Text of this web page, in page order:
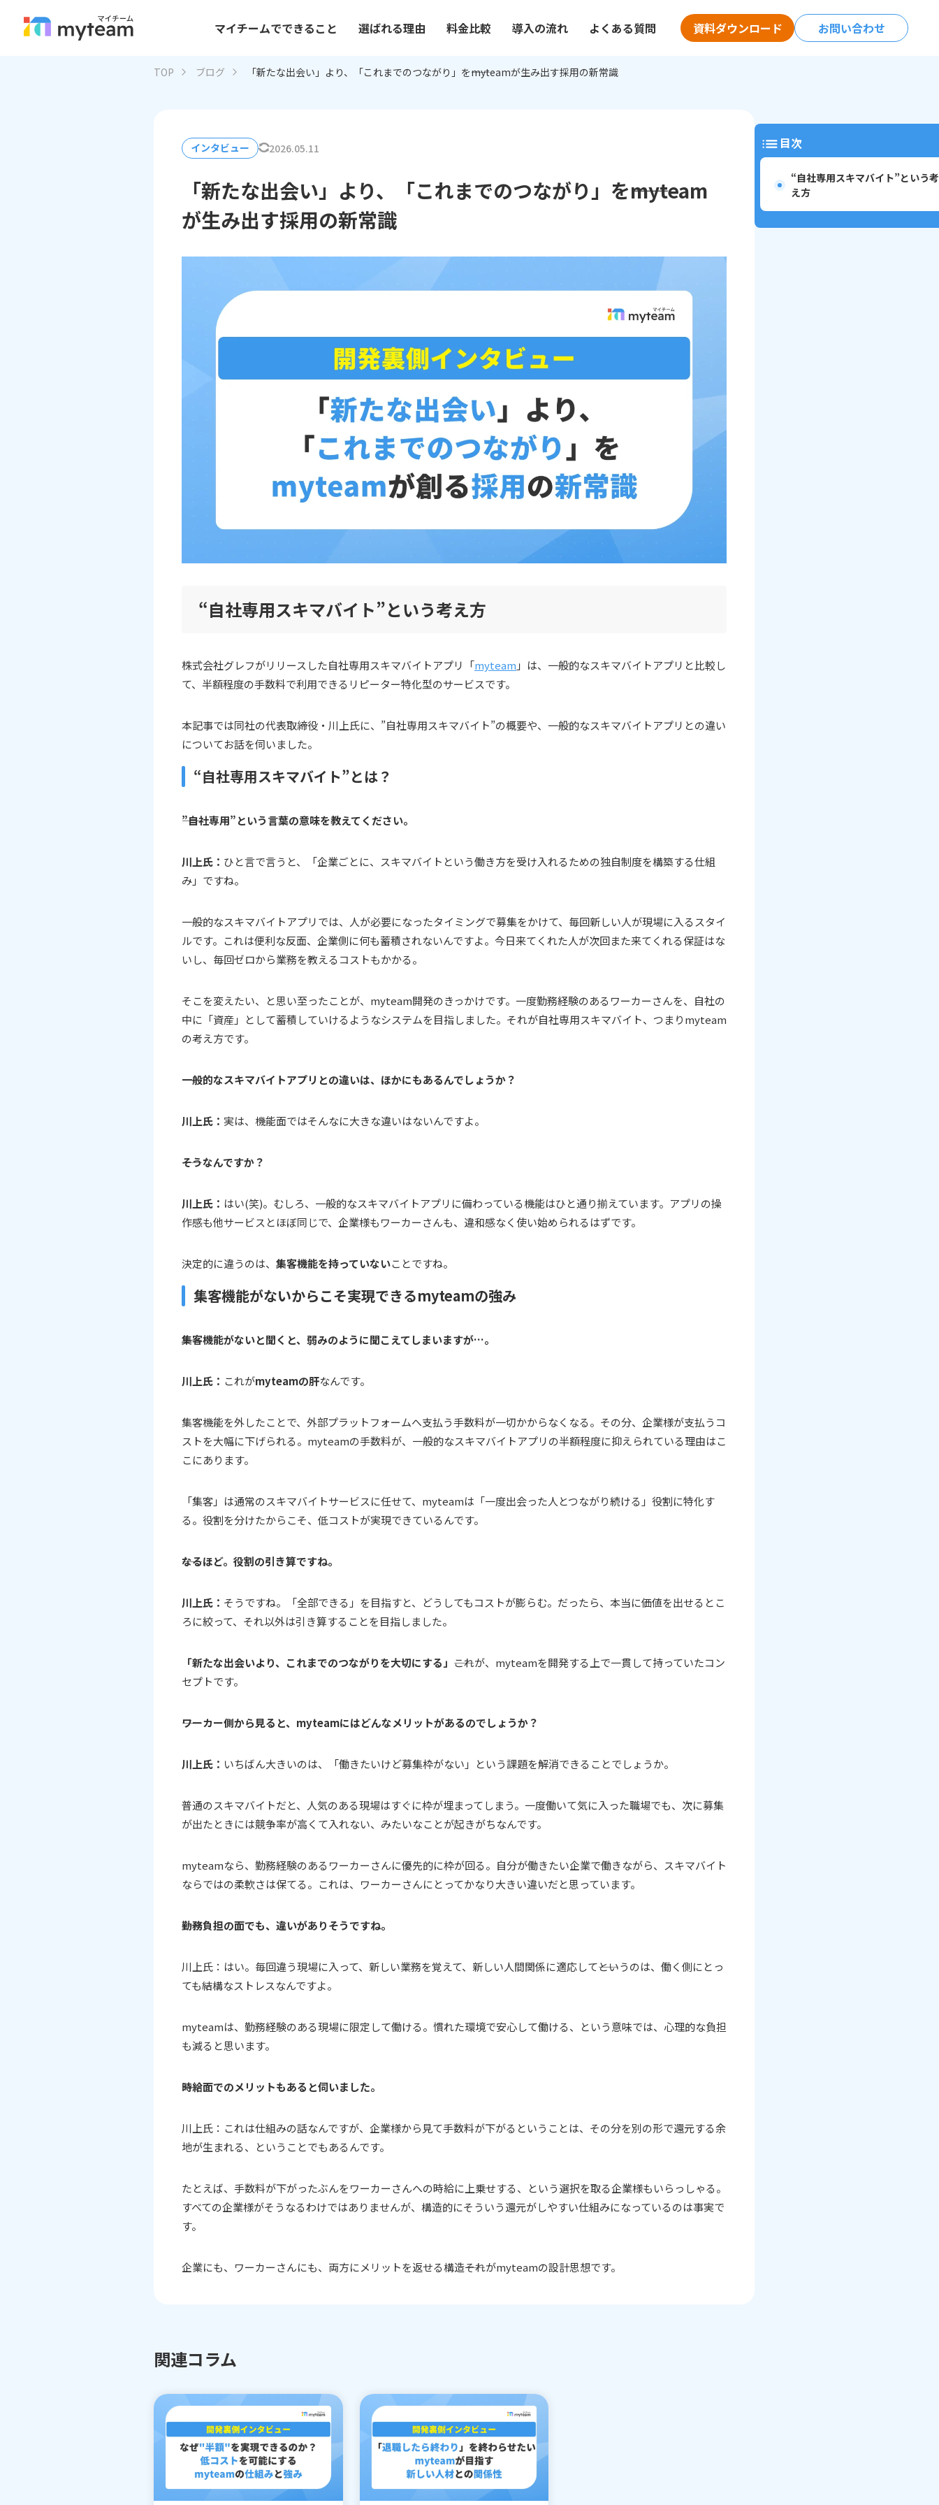
マイチームでできること 選ばれる理由 料金比較 導入の流れ よくある質問 資料ダウンロード お問い合わせ
TOP ブログ 「新たな出会い」より、「これまでのつながり」を――myteamが生み出す採用の新常識
インタビュー 2026.05.11
「新たな出会い」より、「これまでのつながり」を――myteam
が生み出す採用の新常識
“自社専用スキマバイト”という考え方
株式会社グレフがリリースした自社専用スキマバイトアプリ「myteam 」は、一般的なスキマバイトアプリと比較し
て、半額程度の手数料で利用できるリピーター特化型のサービスです。
本記事では同社の代表取締役・川上氏に、”自社専用スキマバイト”の概要や、一般的なスキマバイトアプリとの違い
についてお話を伺いました。
“自社専用スキマバイト”とは？
――”自社専用”という言葉の意味を教えてください。
川上氏： ひと言で言うと、「企業ごとに、スキマバイトという働き方を受け入れるための独自制度を構築する仕組
み」ですね。
一般的なスキマバイトアプリでは、人が必要になったタイミングで募集をかけて、毎回新しい人が現場に入るスタイ
ルです。これは便利な反面、企業側に何も蓄積されないんですよ。今日来てくれた人が次回また来てくれる保証はな
いし、毎回ゼロから業務を教えるコストもかかる。
そこを変えたい、と思い至ったことが、myteam開発のきっかけです。一度勤務経験のあるワーカーさんを、自社の
中に「資産」として蓄積していけるようなシステムを目指しました。それが自社専用スキマバイト、つまりmyteam
の考え方です。
――一般的なスキマバイトアプリとの違いは、ほかにもあるんでしょうか？
川上氏： 実は、機能面ではそんなに大きな違いはないんですよ。
――そうなんですか？
川上氏： はい(笑)。むしろ、一般的なスキマバイトアプリに備わっている機能はひと通り揃えています。アプリの操
作感も他サービスとほぼ同じで、企業様もワーカーさんも、違和感なく使い始められるはずです。
決定的に違うのは、 集客機能を持っていないことですね。
集客機能がないからこそ実現できるmyteamの強み
――集客機能がないと聞くと、弱みのように聞こえてしまいますが…。
川上氏： これがmyteamの肝なんです。
集客機能を外したことで、外部プラットフォームへ支払う手数料が一切かからなくなる。その分、企業様が支払うコ
ストを大幅に下げられる。myteamの手数料が、一般的なスキマバイトアプリの半額程度に抑えられている理由はこ
こにあります。
「集客」は通常のスキマバイトサービスに任せて、myteamは「一度出会った人とつながり続ける」役割に特化す
る。役割を分けたからこそ、低コストが実現できているんです。
――なるほど。役割の引き算ですね。
川上氏： そうですね。「全部できる」を目指すと、どうしてもコストが膨らむ。だったら、本当に価値を出せるとこ
ろに絞って、それ以外は引き算することを目指しました。
「新たな出会いより、これまでのつながりを大切にする」 ――これが、myteamを開発する上で一貫して持っていたコン
セプトです。
――ワーカー側から見ると、myteamにはどんなメリットがあるのでしょうか？
川上氏： いちばん大きいのは、「働きたいけど募集枠がない」という課題を解消できることでしょうか。
普通のスキマバイトだと、人気のある現場はすぐに枠が埋まってしまう。一度働いて気に入った職場でも、次に募集
が出たときには競争率が高くて入れない、みたいなことが起きがちなんです。
myteamなら、勤務経験のあるワーカーさんに優先的に枠が回る。自分が働きたい企業で働きながら、スキマバイト
ならではの柔軟さは保てる。これは、ワーカーさんにとってかなり大きい違いだと思っています。
――勤務負担の面でも、違いがありそうですね。
川上氏：はい。毎回違う現場に入って、新しい業務を覚えて、新しい人間関係に適応して――というのは、働く側にとっ
ても結構なストレスなんですよ。
myteamは、勤務経験のある現場に限定して働ける。慣れた環境で安心して働ける、という意味では、心理的な負担
も減ると思います。
――時給面でのメリットもあると伺いました。
川上氏：これは仕組みの話なんですが、企業様から見て手数料が下がるということは、その分を別の形で還元する余
地が生まれる、ということでもあるんです。
たとえば、手数料が下がったぶんをワーカーさんへの時給に上乗せする、という選択を取る企業様もいらっしゃる。
すべての企業様がそうなるわけではありませんが、構造的にそういう還元がしやすい仕組みになっているのは事実で
す。
企業にも、ワーカーさんにも、両方にメリットを返せる構造――それがmyteamの設計思想です。
関連コラム
目次
“自社専用スキマバイト”という考
え方